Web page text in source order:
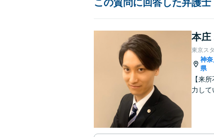
この質問に回答した弁護士
本庄
東京ス
神奈
県
【来
力して